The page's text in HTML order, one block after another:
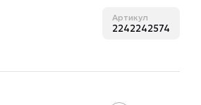
Артикул
2242242574